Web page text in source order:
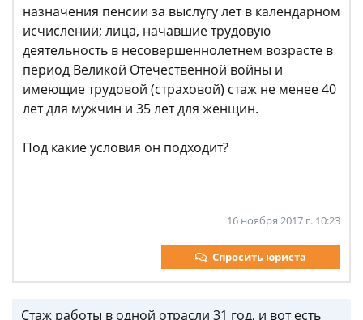
назначения пенсии за выслугу лет в календарном
исчислении; лица, начавшие трудовую
деятельность в несовершеннолетнем возрасте в
период Великой Отечественной войны и
имеющие трудовой (страховой) стаж не менее 40
лет для мужчин и 35 лет для женщин.​​
Под какие условия он подходит?
16 ноября 2017 г. 10:23
Спросить юриста
Стаж работы в одной отрасли 31 год, и вот есть